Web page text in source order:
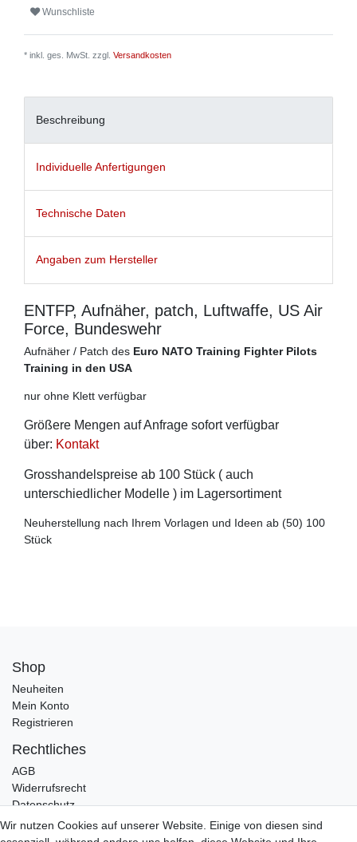
Wunschliste
* inkl. ges. MwSt. zzgl. Versandkosten
Beschreibung
Individuelle Anfertigungen
Technische Daten
Angaben zum Hersteller
ENTFP, Aufnäher, patch, Luftwaffe, US Air
Force, Bundeswehr
Aufnäher / Patch des Euro NATO Training Fighter Pilots
Training in den USA
nur ohne Klett verfügbar
Größere Mengen auf Anfrage sofort verfügbar
über: Kontakt
Grosshandelspreise ab 100 Stück ( auch
unterschiedlicher Modelle ) im Lagersortiment
Neuherstellung nach Ihrem Vorlagen und Ideen ab (50) 100
Stück
Shop
Neuheiten
Mein Konto
Registrieren
Rechtliches
AGB
Widerrufsrecht
Datenschutz
Impressum
Wir nutzen Cookies auf unserer Website. Einige von diesen sind